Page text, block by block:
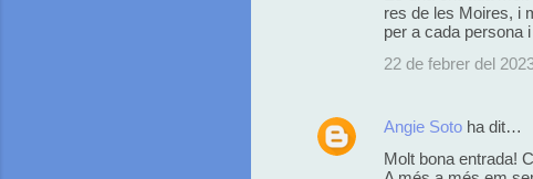
res de les Moires, i
per a cada persona
22 de febrer del
Angie Soto ha dit…
Molt bona entrada!